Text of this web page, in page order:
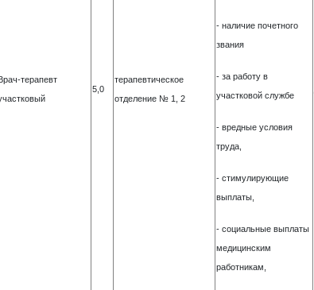
Врач-терапевт
5,0
терапевтическое
отделение № 1, 2
- наличие почетного
звания
- за работу в
участковой службе
- вредные условия
труда,
- стимулирующие
выплаты,
- социальные выплаты
медицинским
работникам,